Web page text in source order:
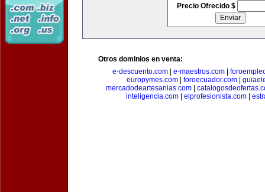
Precio Ofrecido $
Otros dominios en venta:
e-descuento.com| e-maestros.com|
europymes.com| foroecuador.com|
mercadodeartesanias.com
inteligencia.com| elprofesionista.com|